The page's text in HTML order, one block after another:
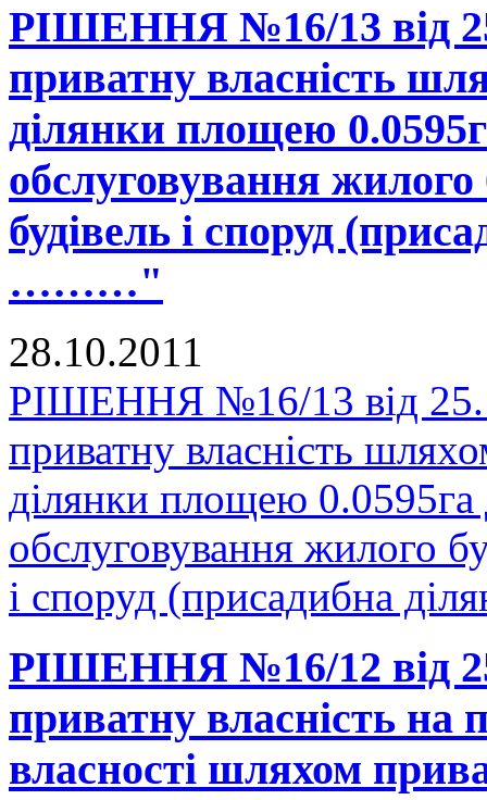
РІШЕННЯ №16/13 від
приватну власність
ділянки площею
обслуговування жилого
будівель і споруд
………"
28.10.2011
РІШЕННЯ №16/13 від
приватну власність
ділянки площею 0.0595га
обслуговування жилого
і споруд (присадибна
РІШЕННЯ №16/12 від
приватну власність на
власності шляхом